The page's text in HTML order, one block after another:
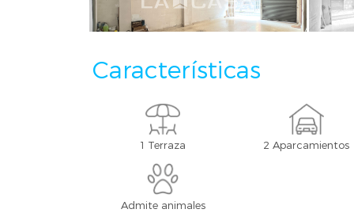
Características
1 Terraza 2 Aparcamientos
Admite animales